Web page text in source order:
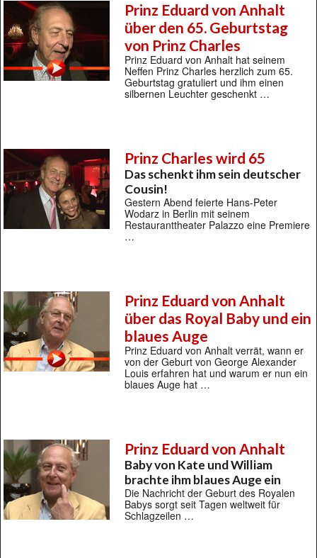
Prinz Eduard von Anhalt
über den 65. Geburtstag
von Prinz Charles
Prinz Eduard von Anhalt hat seinem
Neffen Prinz Charles herzlich zum 65.
Geburtstag gratuliert und ihm einen
silbernen Leuchter geschenkt …
Prinz Charles wird 65
Das schenkt ihm sein deutscher
Cousin!
Gestern Abend feierte Hans-Peter
Wodarz in Berlin mit seinem
Restauranttheater Palazzo eine Premiere
…
Prinz Eduard von Anhalt
über das Royal Baby und ein
blaues Auge
Prinz Eduard von Anhalt verrät, wann er
von der Geburt von George Alexander
Louis erfahren hat und warum er nun ein
blaues Auge hat …
Prinz Eduard von Anhalt
Baby von Kate und William
brachte ihm blaues Auge ein
Die Nachricht der Geburt des Royalen
Babys sorgt seit Tagen weltweit für
Schlagzeilen …